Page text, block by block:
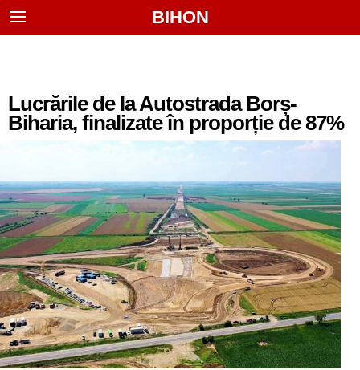
BIHON
Lucrările de la Autostrada Borș-
Biharia, finalizate în proporție de 87%